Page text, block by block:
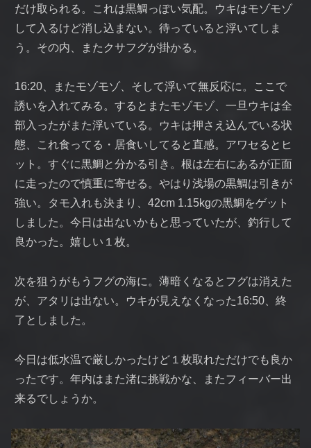
だけ取られる。これは黒鯛っぽい気配。ウキはモゾモゾ
して入るけど消し込まない。待っていると浮いてしま
う。その内、またクサフグが掛かる。
16:20、またモゾモゾ、そして浮いて無反応に。ここで
誘いを入れてみる。するとまたモゾモゾ、一旦ウキは全
部入ったがまた浮いている。ウキは押さえ込んでいる状
態、これ食ってる・居食いしてると直感。アワセるとヒ
ット。すぐに黒鯛と分かる引き。根は左右にあるが正面
に走ったので慎重に寄せる。やはり浅場の黒鯛は引きが
強い。タモ入れも決まり、42cm 1.15kgの黒鯛をゲット
しました。今日は出ないかもと思っていたが、釣行して
良かった。嬉しい１枚。
次を狙うがもうフグの海に。薄暗くなるとフグは消えた
が、アタリは出ない。ウキが見えなくなった16:50、終
了としました。
今日は低水温で厳しかったけど１枚取れただけでも良か
ったです。年内はまた渚に挑戦かな、またフィーバー出
来るでしょうか。